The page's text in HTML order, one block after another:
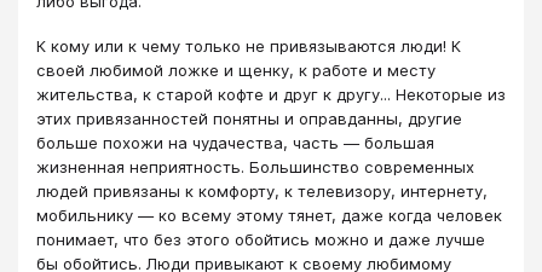
К кому или к чему только не привязываются люди! К
своей любимой ложке и щенку, к работе и месту
жительства, к старой кофте и друг к другу... Некоторые из
этих привязанностей понятны и оправданны, другие
больше похожи на чудачества, часть — большая
жизненная неприятность. Большинство современных
людей привязаны к комфорту, к телевизору, интернету,
мобильнику — ко всему этому тянет, даже когда человек
понимает, что без этого обойтись можно и даже лучше
бы обойтись. Люди привыкают к своему любимому